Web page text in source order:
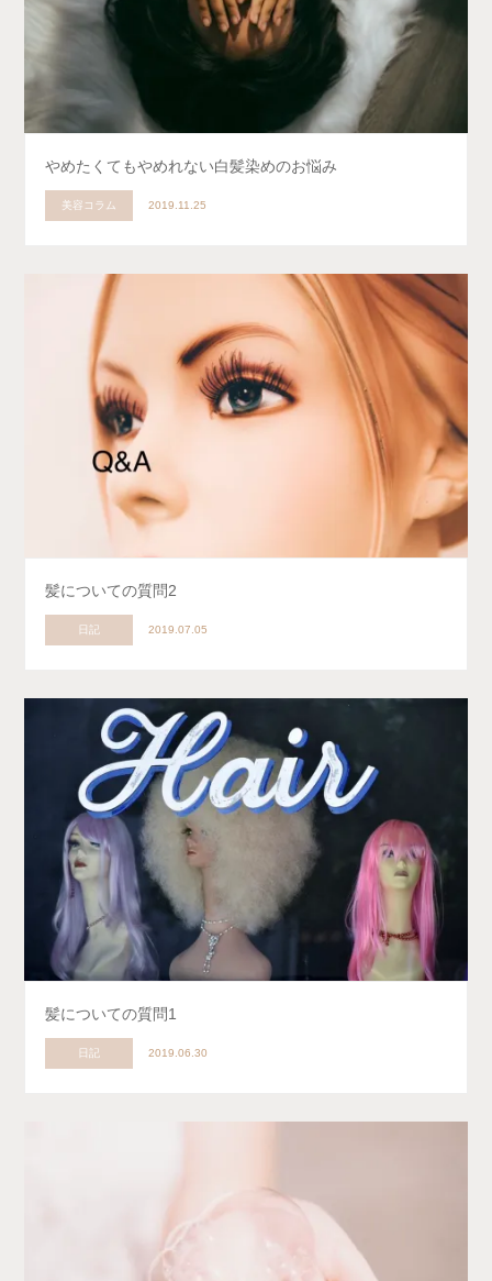
やめたくてもやめれない白髪染めのお悩み
美容コラム 2019.11.25
髪についての質問2
日記 2019.07.05
髪についての質問1
日記 2019.06.30